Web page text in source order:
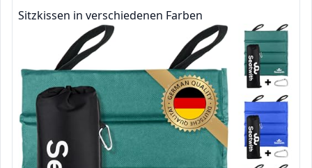
Sitzkissen in verschiedenen Farben